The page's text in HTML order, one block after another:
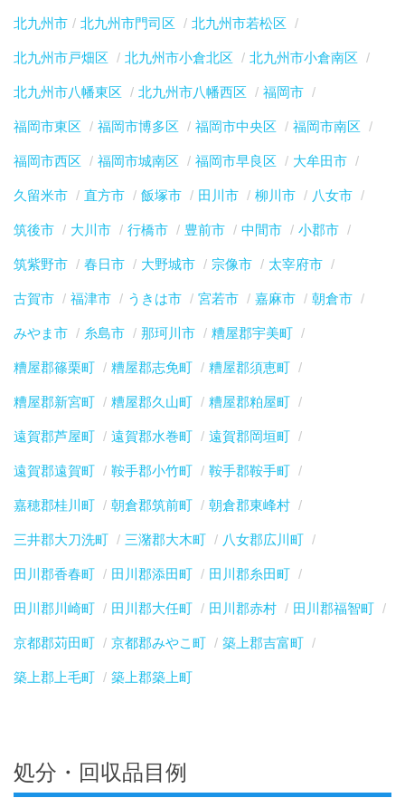
北九州市 北九州市門司区 北九州市若松区
北九州市戸畑区 北九州市小倉北区 北九州市小倉南区
北九州市八幡東区 北九州市八幡西区 福岡市
福岡市東区 福岡市博多区 福岡市中央区 福岡市南区
福岡市西区 福岡市城南区 福岡市早良区 大牟田市
久留米市 直方市 飯塚市 田川市 柳川市 八女市
筑後市 大川市 行橋市 豊前市 中間市 小郡市
筑紫野市 春日市 大野城市 宗像市 太宰府市
古賀市 福津市 うきは市 宮若市 嘉麻市 朝倉市
みやま市 糸島市 那珂川市 糟屋郡宇美町
糟屋郡篠栗町 糟屋郡志免町 糟屋郡須恵町
糟屋郡新宮町 糟屋郡久山町 糟屋郡粕屋町
遠賀郡芦屋町 遠賀郡水巻町 遠賀郡岡垣町
遠賀郡遠賀町 鞍手郡小竹町 鞍手郡鞍手町
嘉穂郡桂川町 朝倉郡筑前町 朝倉郡東峰村
三井郡大刀洗町 三潴郡大木町 八女郡広川町
田川郡香春町 田川郡添田町 田川郡糸田町
田川郡川崎町 田川郡大任町 田川郡赤村 田川郡福智町
京都郡苅田町 京都郡みやこ町 築上郡吉富町
築上郡上毛町 築上郡築上町
処分・回収品目例